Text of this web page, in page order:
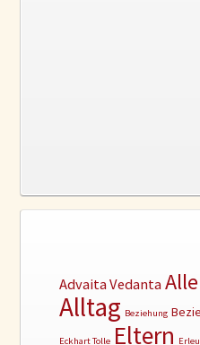
Advaita Vedanta
Alltag Beziehung
Eckhart Tolle Eltern